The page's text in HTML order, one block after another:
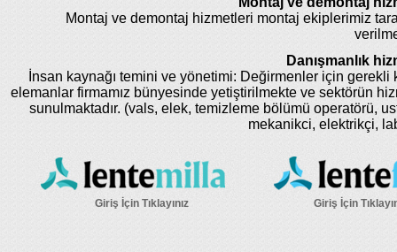
Montaj ve demontaj hizmetleri montaj ekiplerimiz
Danışmanlık
İnsan kaynağı temini ve yönetimi: Değirmenler için gerekli
elemanlar firmamız bünyesinde yetiştirilmekte ve sektörün
sunulmaktadır. (vals, elek, temizleme bölümü operatörü,
mekanikci, elektrikçi,
Giriş İçin Tıklayınız Giriş İçin